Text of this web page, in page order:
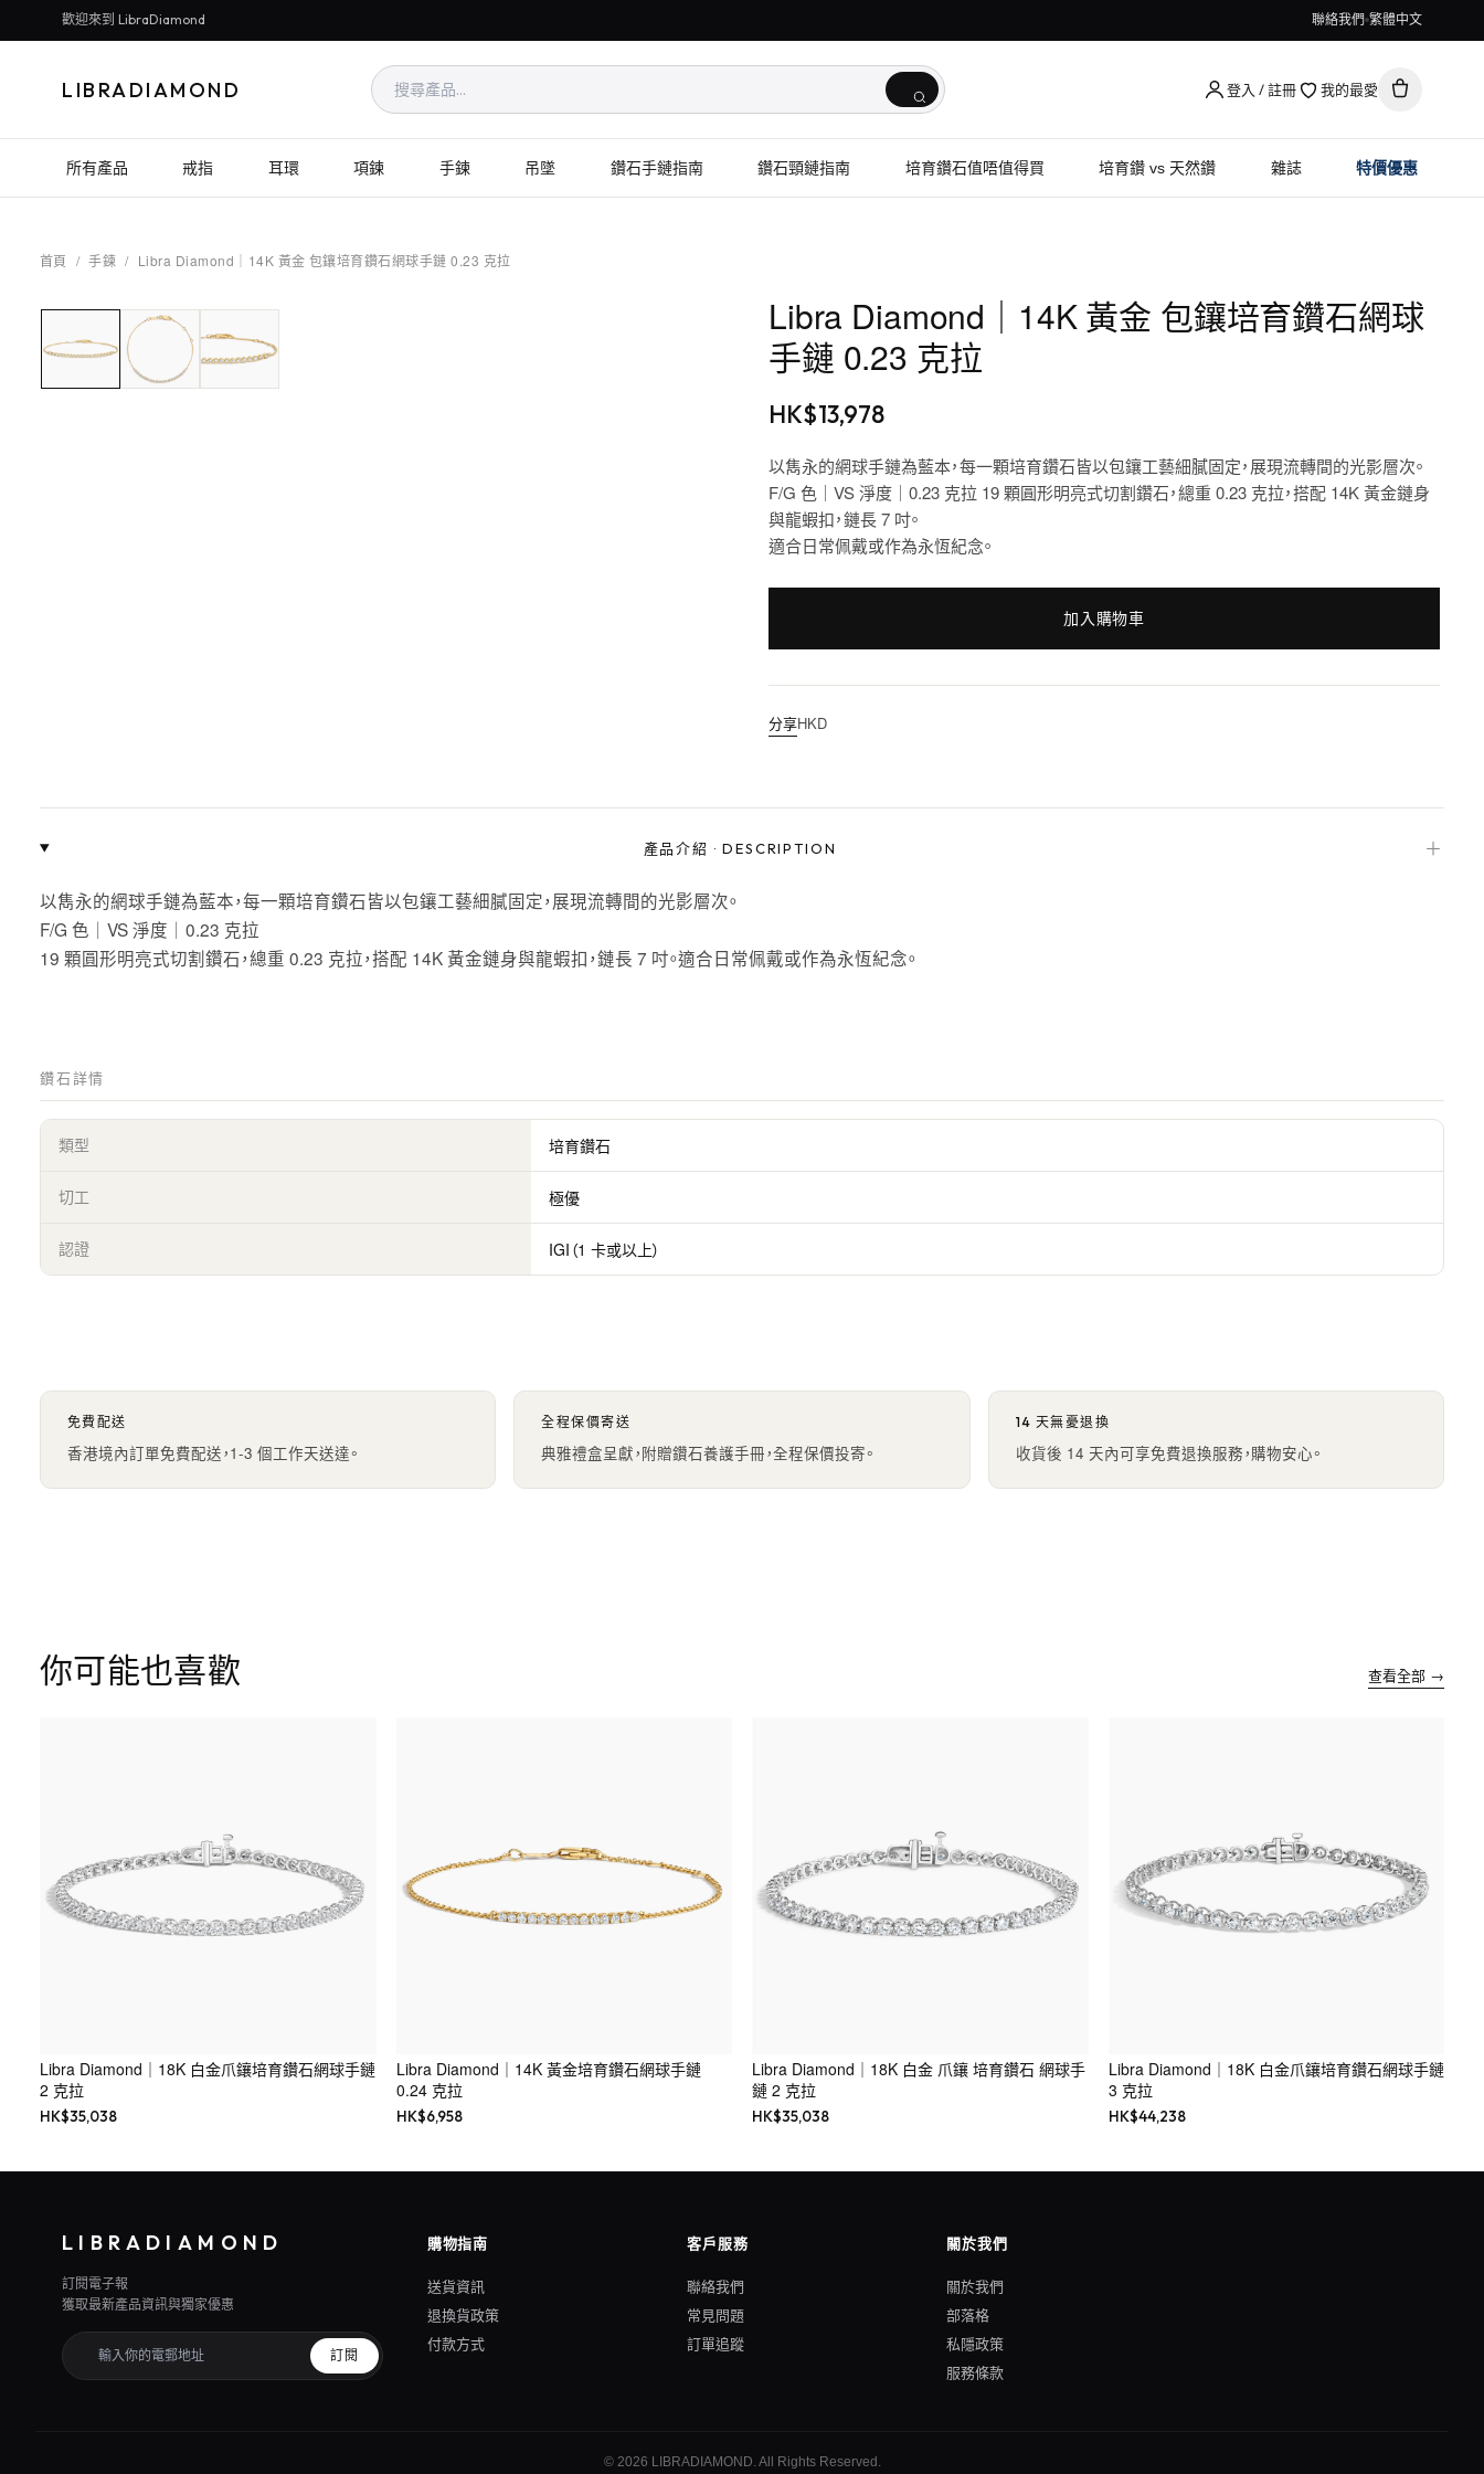
歡迎來到 LibraDiamond 聯絡我們 繁體中文
LIBRADIAMOND 登入 / 註冊 我的最愛
所有產品 戒指 耳環 項鍊 手鍊 吊墜 鑽石手鏈指南 鑽石頸鏈指南 培育鑽石值唔值得買 培育鑽 vs 天然鑽 雜誌 特價優惠
首頁 / 手鍊 / Libra Diamond｜14K 黃金 包鑲培育鑽石網球手鏈 0.23 克拉
Libra Diamond｜14K 黃金 包鑲培育鑽石網球
手鏈 0.23 克拉
HK$13,978
以雋永的網球手鏈為藍本，每一顆培育鑽石皆以包鑲工藝細膩固定，展現流轉間的光影層次。
F/G 色｜VS 淨度｜0.23 克拉 19 顆圓形明亮式切割鑽石，總重 0.23 克拉，搭配 14K 黃金鏈身
與龍蝦扣，鏈長 7 吋。
適合日常佩戴或作為永恆紀念。
加入購物車
分享HKD
產品介紹 ·DESCRIPTION ＋
以雋永的網球手鏈為藍本，每一顆培育鑽石皆以包鑲工藝細膩固定，展現流轉間的光影層次。
F/G 色｜VS 淨度｜0.23 克拉
19 顆圓形明亮式切割鑽石，總重 0.23 克拉，搭配 14K 黃金鏈身與龍蝦扣，鏈長 7 吋。適合日常佩戴或作為永恆紀念。
鑽石詳情
類型 培育鑽石
切工 極優
認證 IGI（1 卡或以上）
免費配送
香港境內訂單免費配送，1-3 個工作天送達。
全程保價寄送
典雅禮盒呈獻，附贈鑽石養護手冊，全程保價投寄。
14 天無憂退換
收貨後 14 天內可享免費退換服務，購物安心。
你可能也喜歡 查看全部 →
Libra Diamond｜18K 白金爪鑲培育鑽石網球手鏈
2 克拉
HK$35,038
Libra Diamond｜14K 黃金培育鑽石網球手鏈
0.24 克拉
HK$6,958
Libra Diamond｜18K 白金 爪鑲 培育鑽石 網球手
鏈 2 克拉
HK$35,038
Libra Diamond｜18K 白金爪鑲培育鑽石網球手鏈
3 克拉
HK$44,238
LIBRADIAMOND
訂閱電子報
獲取最新產品資訊與獨家優惠
訂閱
購物指南
送貨資訊
退換貨政策
付款方式
客戶服務
聯絡我們
常見問題
訂單追蹤
關於我們
關於我們
部落格
私隱政策
服務條款
© 2026 LIBRADIAMOND . All Rights Reserved.